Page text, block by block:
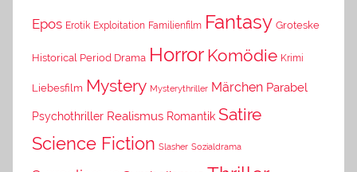
Epos Erotik Exploitation Familienfilm Fantasy Groteske
Historical Period Drama Horror Komödie Krimi
Liebesfilm Mystery Mysterythriller Märchen Parabel
Psychothriller Realismus Romantik Satire
Science Fiction Slasher Sozialdrama